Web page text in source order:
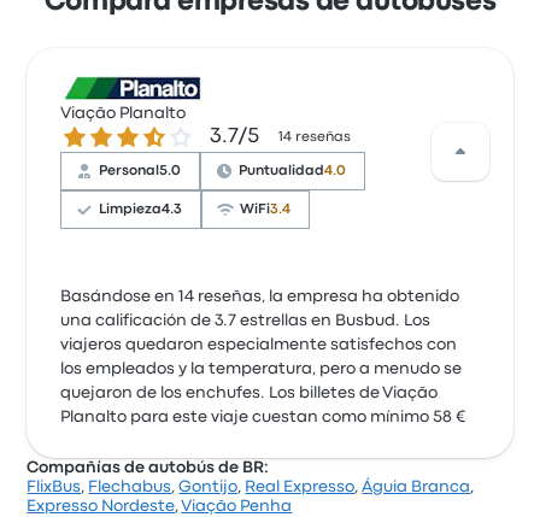
Viação Planalto
3.7 sobre 5 estrellas
3.7/5 14 reseñas
Personal5.0 Puntualidad4.0
Limpieza4.3 WiFi3.4
Basándose en 14 reseñas, la empresa ha obtenido
una calificación de 3.7 estrellas en Busbud. Los
viajeros quedaron especialmente satisfechos con
los empleados y la temperatura, pero a menudo se
quejaron de los enchufes. Los billetes de Viação
Planalto para este viaje cuestan como mínimo 58 €
Compañías de autobús de BR:
FlixBus, Flechabus,Gontijo, Real Expresso,Águia Branca,
Expresso Nordeste,Viação Penha